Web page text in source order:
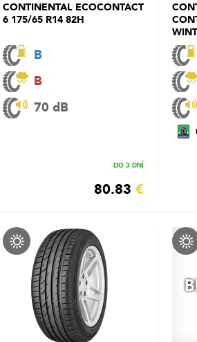
CONTINENTAL ECOCONTACT
6 175/65 R14 82H
B
B
70 dB
DO 3 DNÍ
80.83 €